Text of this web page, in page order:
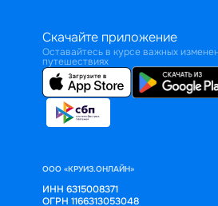
Скачайте приложение
Оставайтесь в курсе важных
путешествиях
ООО «КРУИЗ.ОНЛАЙН»
ИНН 6315008371
ОГРН 1166313053048